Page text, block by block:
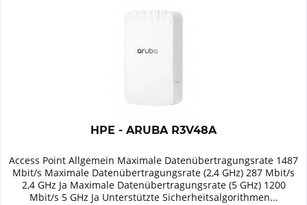
HPE - ARUBA R3V48A
Access Point Allgemein Maximale Datenübertragungsrate 1487
Mbit/s Maximale Datenübertragungsrate (2,4 GHz) 287 Mbit/s
2,4 GHz Ja Maximale Datenübertragungsrate (5 GHz) 1200
Mbit/s 5 GHz Ja Unterstützte Sicherheitsalgorithmen...